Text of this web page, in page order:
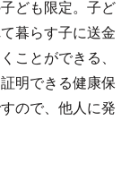
ども限定。子ど
暮らす子に送金
ことができる、
明できる健康保
ので、他人に発